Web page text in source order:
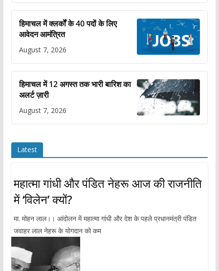
हिमाचल में क्लर्कों के 40 पदों के लिए
आवेदन आमंत्रित
August 7, 2026
हिमाचल में 12 अगस्त तक भारी बारिश का
अलर्ट ज़ारी
August 7, 2026
Latest
महात्मा गांधी और पंडित नेहरू आज की राजनीति
में ‘विलेन’ क्यों?
मा. मोहन लाल।। आंदोलन में महात्मा गांधी और देश के पहले प्रधानमंत्री पंडित
जवाहर लाल नेहरू के योगदान को कम